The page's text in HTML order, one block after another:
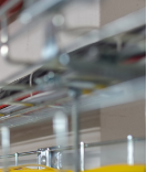
os fixos e
sistemas
de